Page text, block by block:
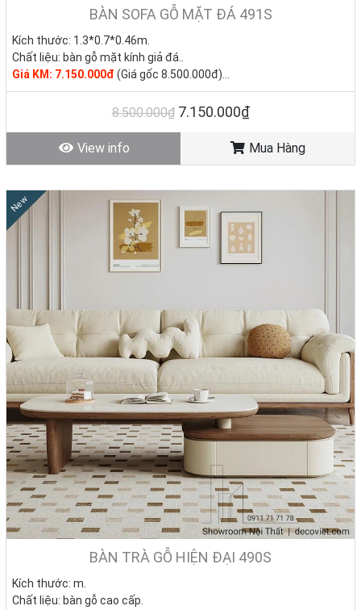
BÀN SOFA GỖ MẶT ĐÁ 491S
Kích thước: 1.3*0.7*0.46m
Chất liệu: bàn gỗ mặt kính giả đá..
Giá KM: 7.150.000đ (Giá gốc 8.500.000đ)
Tình trạng: Hàng mới - Còn hàng
8.500.000₫ 7.150.000₫
View info Mua Hàng
New
BÀN TRÀ GỖ HIỆN ĐẠI 490S
Kích thước: m.
Chất liệu: bàn gỗ cao cấp.